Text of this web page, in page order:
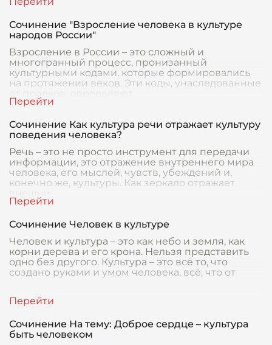
Сочинение "Взросление человека в культуре
народов России"
Взросление в России – это сложный и
многогранный процесс, пронизанный
культурными кодами, которые формировались
на протяжении веков. Эти коды, унаследованные
Сочинение Как культура речи отражает культуру
поведения человека?
Речь – это не просто инструмент для передачи
информации, это отражение внутреннего мира
человека, его мыслей, чувств, убеждений и,
конечно же, культуры. Как зеркало отражает
Сочинение Человек в культуре
Человек и культура – это как небо и земля, как
корни дерева и его крона. Нельзя представить
одно без другого. Культура – это всё то, что
создано руками и умом человека, всё, что от
Сочинение На тему: Доброе сердце – культура
быть человеком